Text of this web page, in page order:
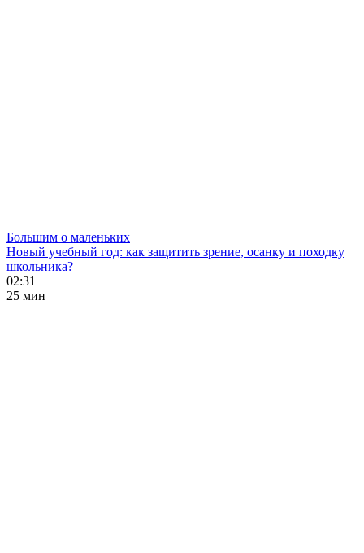
Большим о маленьких
Новый учебный год: как защитить зрение, осанку и походку
школьника?
02:31
25 мин